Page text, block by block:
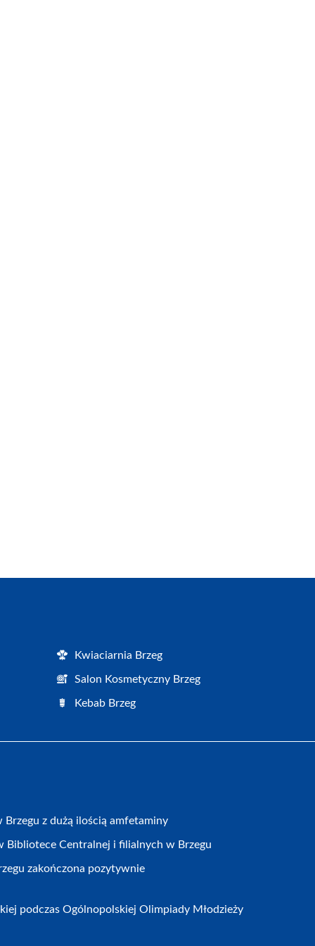
Kwiaciarnia Brzeg
Salon Kosmetyczny Brzeg
Kebab Brzeg
Brzegu z dużą ilością amfetaminy
Bibliotece Centralnej i filialnych w Brzegu
zakończona pozytywnie
podczas Ogólnopolskiej Olimpiady Młodzieży